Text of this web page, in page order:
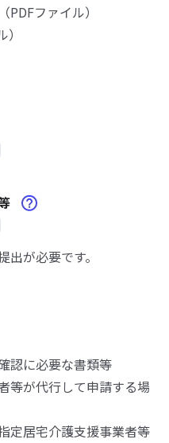
ファイル）
が必要です。
認に必要な書類等
等が代行して申請する場
定居宅介護支援事業者等